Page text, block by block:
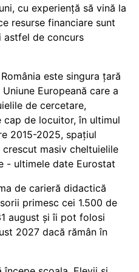
cu experiență să vină la
resurse financiare sunt
astfel de concurs
este singura țară
Europeană care a
de cercetare,
cap de locuitor, în ultimul
2015-2025, spațiul
masiv cheltuielile
- ultimele date Eurostat
de carieră didactică
primesc cei 1.500 de
august și îi pot folosi
2027 dacă rămân în